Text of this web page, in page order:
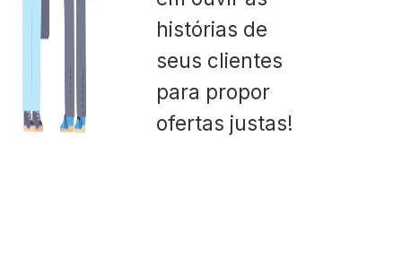
histórias de
seus clientes
para propor
ofertas justas!